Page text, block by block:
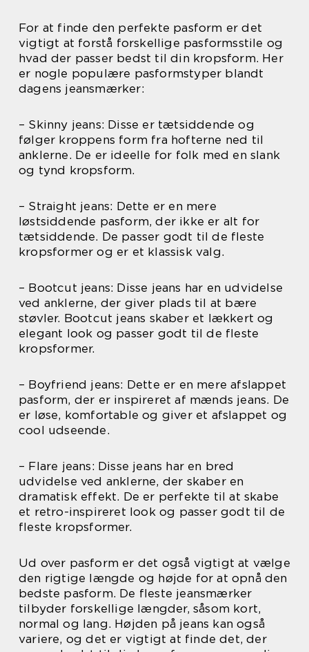
For at finde den perfekte pasform er det
vigtigt at forstå forskellige pasformsstile og
hvad der passer bedst til din kropsform. Her
er nogle populære pasformstyper blandt
dagens jeansmærker:
– Skinny jeans: Disse er tætsiddende og
følger kroppens form fra hofterne ned til
anklerne. De er ideelle for folk med en slank
og tynd kropsform.
– Straight jeans: Dette er en mere
løstsiddende pasform, der ikke er alt for
tætsiddende. De passer godt til de fleste
kropsformer og er et klassisk valg.
– Bootcut jeans: Disse jeans har en udvidelse
ved anklerne, der giver plads til at bære
støvler. Bootcut jeans skaber et lækkert og
elegant look og passer godt til de fleste
kropsformer.
– Boyfriend jeans: Dette er en mere afslappet
pasform, der er inspireret af mænds jeans. De
er løse, komfortable og giver et afslappet og
cool udseende.
– Flare jeans: Disse jeans har en bred
udvidelse ved anklerne, der skaber en
dramatisk effekt. De er perfekte til at skabe
et retro-inspireret look og passer godt til de
fleste kropsformer.
Ud over pasform er det også vigtigt at vælge
den rigtige længde og højde for at opnå den
bedste pasform. De fleste jeansmærker
tilbyder forskellige længder, såsom kort,
normal og lang. Højden på jeans kan også
variere, og det er vigtigt at finde det, der